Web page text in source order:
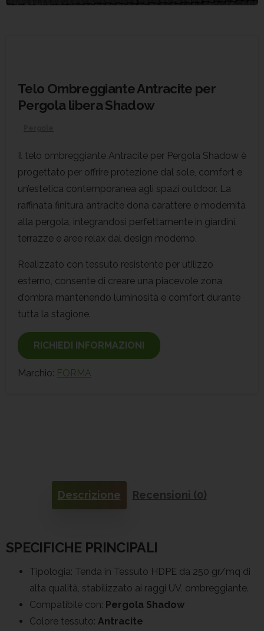
Telo Ombreggiante Antracite per
Pergola libera Shadow
Il telo ombreggiante Antracite per Pergola Shadow è
progettato per offrire protezione dal sole, comfort e
un’estetica contemporanea agli spazi outdoor. La
raffinata finitura antracite dona carattere e modernità
alla pergola, integrandosi perfettamente in giardini,
terrazze e aree relax dal design moderno.
Realizzato con tessuto resistente per utilizzo
esterno, consente di creare una piacevole zona
d’ombra mantenendo luminosità e comfort durante
tutta la stagione.
RICHIEDI INFORMAZIONI
Marchio: FORMA
Descrizione Recensioni (0)
SPECIFICHE PRINCIPALI
Tipologia: Tenda in Tessuto HDPE da 250 gr/mq di
alta qualità, stabilizzato ai raggi UV, ombreggiante.
Compatibile con: Pergola Shadow
Colore tessuto: Antracite